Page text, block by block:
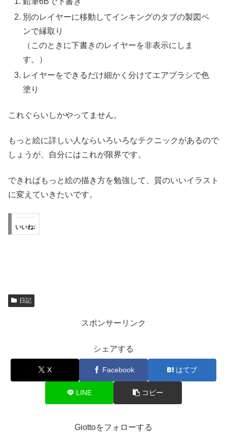
別のレイヤーに移動してインキングのタブの製図ペ
ンで縁取り
（このときに下書きのレイヤーを非表示にしま
す。）
レイヤーをできるだけ細かく分けてエアブラシで色
塗り
これぐらいしかやってません。
もっと絵に詳しい人ならいろいろなテクニックがあるので
しょうが、自分にはこれが限界です。
できればもっと絵の描き方を勉強して、質のいいイラスト
に変えていきたいです。
いいね:
日記
スポンサーリンク
シェアする
X Facebook はてブ
LINE コピー
Giottoをフォローする